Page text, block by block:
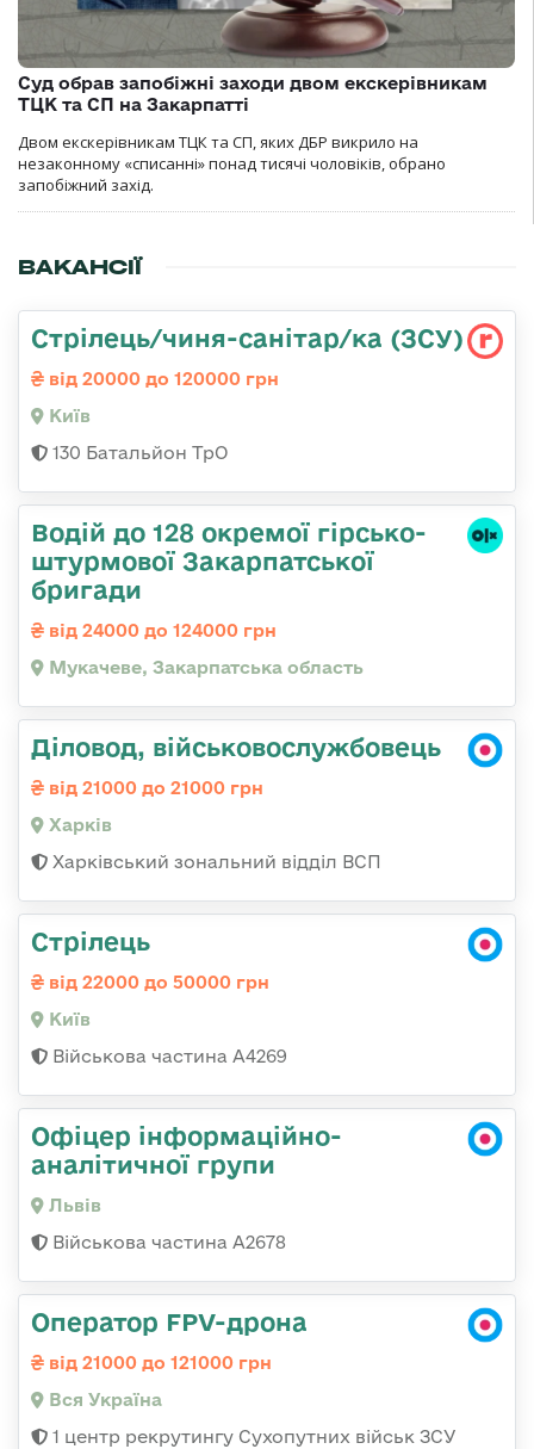
Суд обрав запобіжні заходи двом екскерівникам
ТЦК та СП на Закарпатті
Двом екскерівникам ТЦК та СП, яких ДБР викрило на
незаконному «списанні» понад тисячі чоловіків, обрано
запобіжний захід.
ВАКАНСІЇ
Стрілець/чиня-санітар/ка (ЗСУ)
від 20000 до 120000 грн
Київ
130 Батальйон ТрО
Водій до 128 окремої гірсько-
штурмової Закарпатської
бригади
від 24000 до 124000 грн
Мукачеве, Закарпатська область
Діловод, військовослужбовець
від 21000 до 21000 грн
Харків
Харківський зональний відділ ВСП
Стрілець
від 22000 до 50000 грн
Київ
Військова частина А4269
Офіцер інформаційно-
аналітичної групи
Львів
Військова частина А2678
Оператор FPV-дрона
від 21000 до 121000 грн
Вся Україна
1 центр рекрутингу Сухопутних військ ЗСУ